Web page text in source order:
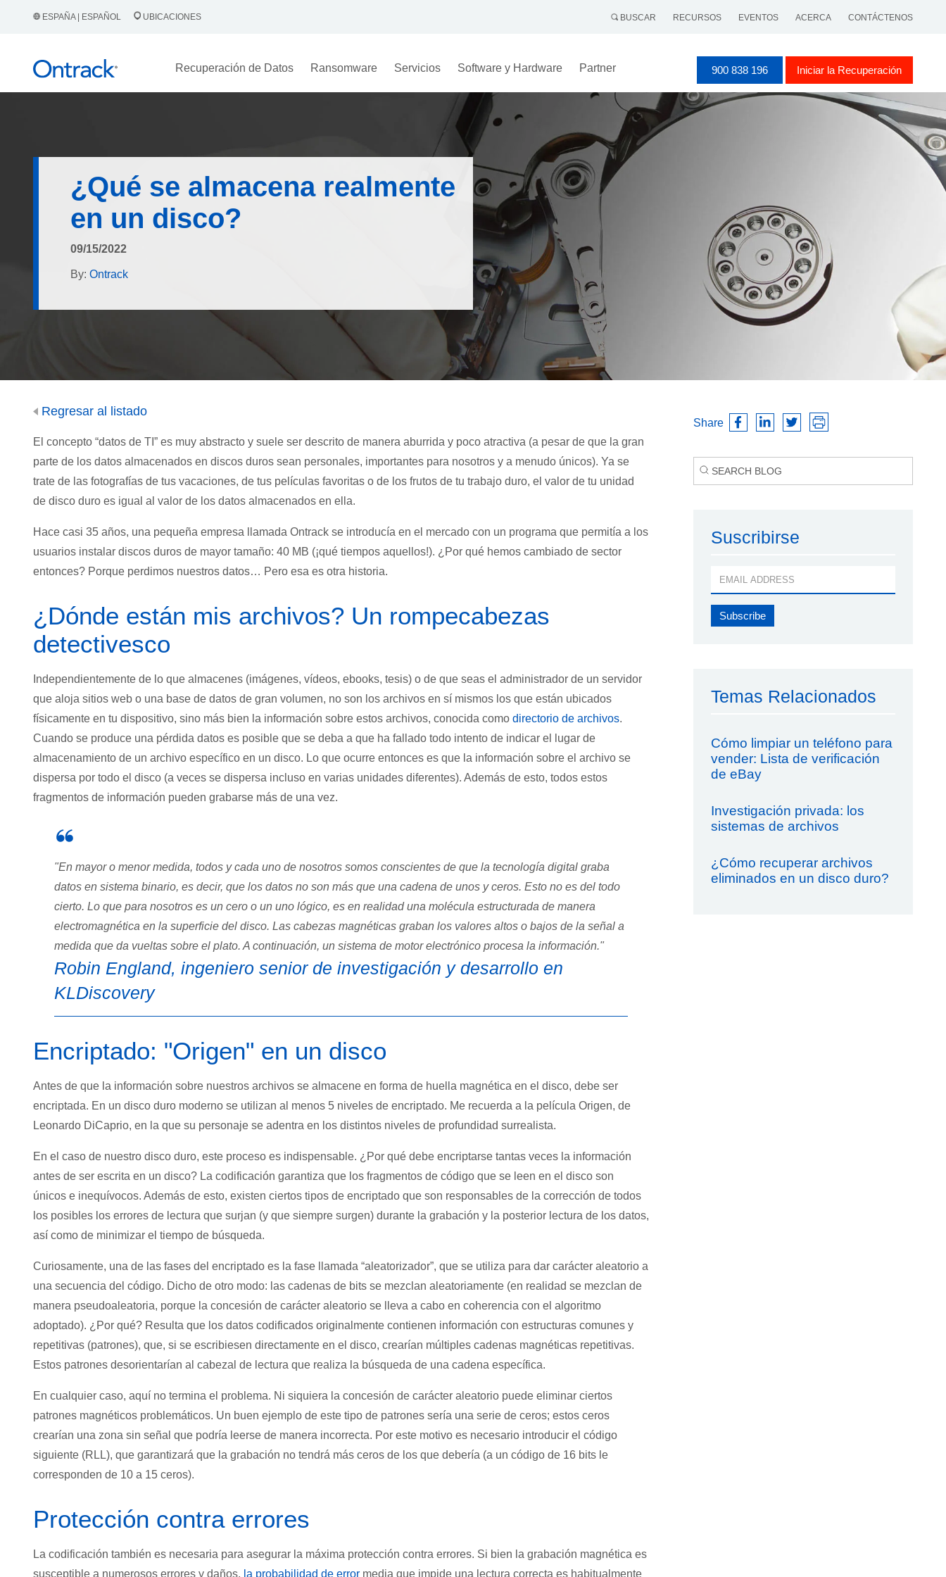
ESPAÑA | ESPAÑOL UBICACIONES BUSCAR RECURSOS EVENTOS ACERCA CONTÁCTENOS
Recuperación de Datos Ransomware Servicios Software y Hardware Partner 900 838 196 Iniciar la Recuperación
¿Qué se almacena realmente
en un disco?
09/15/2022
By: Ontrack
Regresar al listado
El concepto “datos de TI” es muy abstracto y suele ser descrito de manera aburrida y poco atractiva (a pesar de que la gran
parte de los datos almacenados en discos duros sean personales, importantes para nosotros y a menudo únicos). Ya se
trate de las fotografías de tus vacaciones, de tus películas favoritas o de los frutos de tu trabajo duro, el valor de tu unidad
de disco duro es igual al valor de los datos almacenados en ella.
Hace casi 35 años, una pequeña empresa llamada Ontrack se introducía en el mercado con un programa que permitía a los
usuarios instalar discos duros de mayor tamaño: 40 MB (¡qué tiempos aquellos!). ¿Por qué hemos cambiado de sector
entonces? Porque perdimos nuestros datos… Pero esa es otra historia.
¿Dónde están mis archivos? Un rompecabezas
detectivesco
Independientemente de lo que almacenes (imágenes, vídeos, ebooks, tesis) o de que seas el administrador de un servidor
que aloja sitios web o una base de datos de gran volumen, no son los archivos en sí mismos los que están ubicados
físicamente en tu dispositivo, sino más bien la información sobre estos archivos, conocida como directorio de archivos.
Cuando se produce una pérdida datos es posible que se deba a que ha fallado todo intento de indicar el lugar de
almacenamiento de un archivo específico en un disco. Lo que ocurre entonces es que la información sobre el archivo se
dispersa por todo el disco (a veces se dispersa incluso en varias unidades diferentes). Además de esto, todos estos
fragmentos de información pueden grabarse más de una vez.
"En mayor o menor medida, todos y cada uno de nosotros somos conscientes de que la tecnología digital graba
datos en sistema binario, es decir, que los datos no son más que una cadena de unos y ceros. Esto no es del todo
cierto. Lo que para nosotros es un cero o un uno lógico, es en realidad una molécula estructurada de manera
electromagnética en la superficie del disco. Las cabezas magnéticas graban los valores altos o bajos de la señal a
medida que da vueltas sobre el plato. A continuación, un sistema de motor electrónico procesa la información."
Robin England, ingeniero senior de investigación y desarrollo en
KLDiscovery
Encriptado: "Origen" en un disco
Antes de que la información sobre nuestros archivos se almacene en forma de huella magnética en el disco, debe ser
encriptada. En un disco duro moderno se utilizan al menos 5 niveles de encriptado. Me recuerda a la película Origen, de
Leonardo DiCaprio, en la que su personaje se adentra en los distintos niveles de profundidad surrealista.
En el caso de nuestro disco duro, este proceso es indispensable. ¿Por qué debe encriptarse tantas veces la información
antes de ser escrita en un disco? La codificación garantiza que los fragmentos de código que se leen en el disco son
únicos e inequívocos. Además de esto, existen ciertos tipos de encriptado que son responsables de la corrección de todos
los posibles los errores de lectura que surjan (y que siempre surgen) durante la grabación y la posterior lectura de los datos,
así como de minimizar el tiempo de búsqueda.
Curiosamente, una de las fases del encriptado es la fase llamada “aleatorizador”, que se utiliza para dar carácter aleatorio a
una secuencia del código. Dicho de otro modo: las cadenas de bits se mezclan aleatoriamente (en realidad se mezclan de
manera pseudoaleatoria, porque la concesión de carácter aleatorio se lleva a cabo en coherencia con el algoritmo
adoptado). ¿Por qué? Resulta que los datos codificados originalmente contienen información con estructuras comunes y
repetitivas (patrones), que, si se escribiesen directamente en el disco, crearían múltiples cadenas magnéticas repetitivas.
Estos patrones desorientarían al cabezal de lectura que realiza la búsqueda de una cadena específica.
En cualquier caso, aquí no termina el problema. Ni siquiera la concesión de carácter aleatorio puede eliminar ciertos
patrones magnéticos problemáticos. Un buen ejemplo de este tipo de patrones sería una serie de ceros; estos ceros
crearían una zona sin señal que podría leerse de manera incorrecta. Por este motivo es necesario introducir el código
siguiente (RLL), que garantizará que la grabación no tendrá más ceros de los que debería (a un código de 16 bits le
corresponden de 10 a 15 ceros).
Protección contra errores
La codificación también es necesaria para asegurar la máxima protección contra errores. Si bien la grabación magnética es
susceptible a numerosos errores y daños, la probabilidad de error media que impide una lectura correcta es habitualmente
Share
Suscribirse
Temas Relacionados
Cómo limpiar un teléfono para
vender: Lista de verificación
de eBay
Investigación privada: los
sistemas de archivos
¿Cómo recuperar archivos
eliminados en un disco duro?